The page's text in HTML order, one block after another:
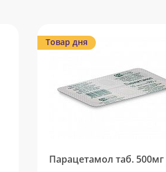
Товар дня
Парацетамол таб. 500мг